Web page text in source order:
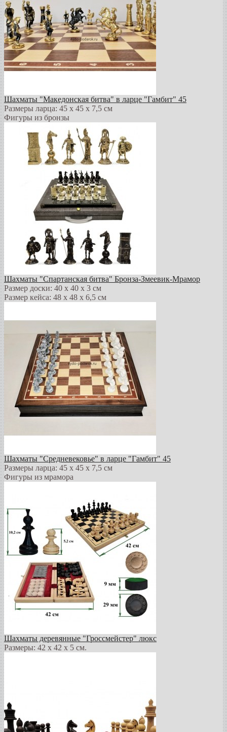
Шахматы "Македонская битва" в ларце "Гамбит" 45
Размеры ларца: 45 x 45 х 7,5 см
Фигуры из бронзы
Шахматы "Спартанская битва" Бронза-Змеевик-Мрамор
Размер доски: 40 х 40 х 3 см
Размер кейса: 48 х 48 х 6,5 см
Шахматы "Средневековье" в ларце "Гамбит" 45
Размеры ларца: 45 x 45 х 7,5 см
Фигуры из мрамора
Шахматы деревянные "Гроссмейстер" люкс
Размеры: 42 x 42 x 5 см.